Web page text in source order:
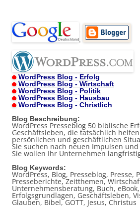
.
WordPress Blog - Erfolg
WordPress Blog - Wirtschaft
WordPress Blog - Politik
WordPress Blog - Hausbau
WordPress Blog - Christlich
Blog Beschreibung:
WordPress Presseblog 50 biblische
Geschäftsleben, die tatsächlich
persönlichen und geschäftlichen
Sie suchen nach neuen Impulsen
Sie wollen Ihr Unternehmen
Blog Keywords:
WordPress, Blog, Presseblog, Presse,
Presseberichte, Zeitthemen,
Unternehmensberatung, Buch,
Erfolgsgrundlagen, Geschäftsleben,
Glauben, Bibel, GOTT, Jesus, Christus